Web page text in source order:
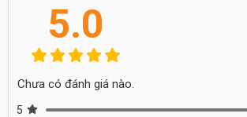
5.0
Chưa có đánh giá nào.
5